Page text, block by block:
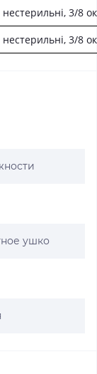
нестерильні, 3/8
нестерильні, 3/8
ушко